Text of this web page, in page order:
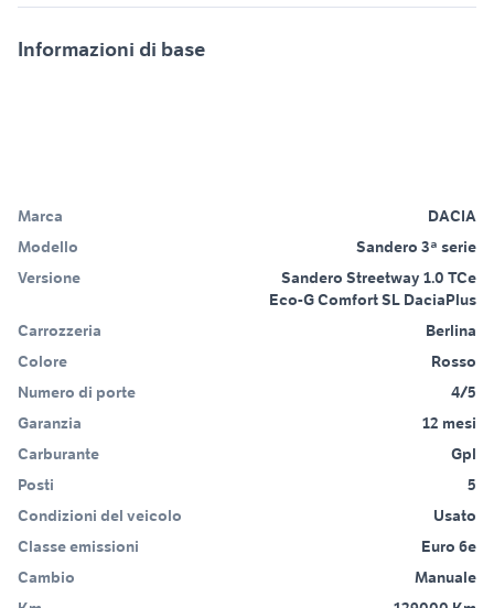
Informazioni di base
Marca
DACIA
Modello
Sandero 3ª serie
Versione
Sandero Streetway 1.0 TCe
Eco-G Comfort SL DaciaPlus
Carrozzeria
Berlina
Colore
Rosso
Numero di porte
4/5
Garanzia
12 mesi
Carburante
Gpl
Posti
5
Condizioni del veicolo
Usato
Classe emissioni
Euro 6e
Cambio
Manuale